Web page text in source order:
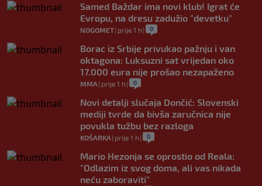
Samed Baždar ima novi klub! Igrat će
Evropu, na dresu zadužio "devetku"
NOGOMET| prije 1 h | 0
Borac iz Srbije privukao pažnju i van
oktagona: Luksuzni sat vrijedan oko
17.000 eura nije prošao nezapaženo
MMA | prije 1 h | 0
Novi detalji slučaja Dončić: Slovenski
mediji tvrde da bivša zaručnica nije
povukla tužbu bez razloga
KOŠARKA | prije 1 h | 0
Mario Hezonja se oprostio od Reala:
"Odlazim iz svog doma, ali vas nikada
neću zaboraviti"